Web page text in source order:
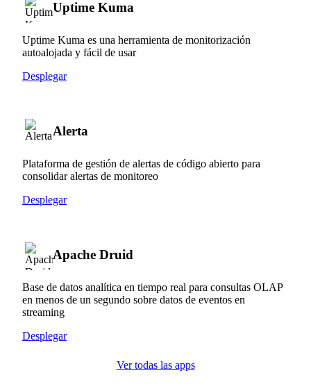
Uptime Kuma
Uptime Kuma es una herramienta de monitorización
autoalojada y fácil de usar
Desplegar
Alerta
Plataforma de gestión de alertas de código abierto para
consolidar alertas de monitoreo
Desplegar
Apache Druid
Base de datos analítica en tiempo real para consultas OLAP
en menos de un segundo sobre datos de eventos en
streaming
Desplegar
Ver todas las apps